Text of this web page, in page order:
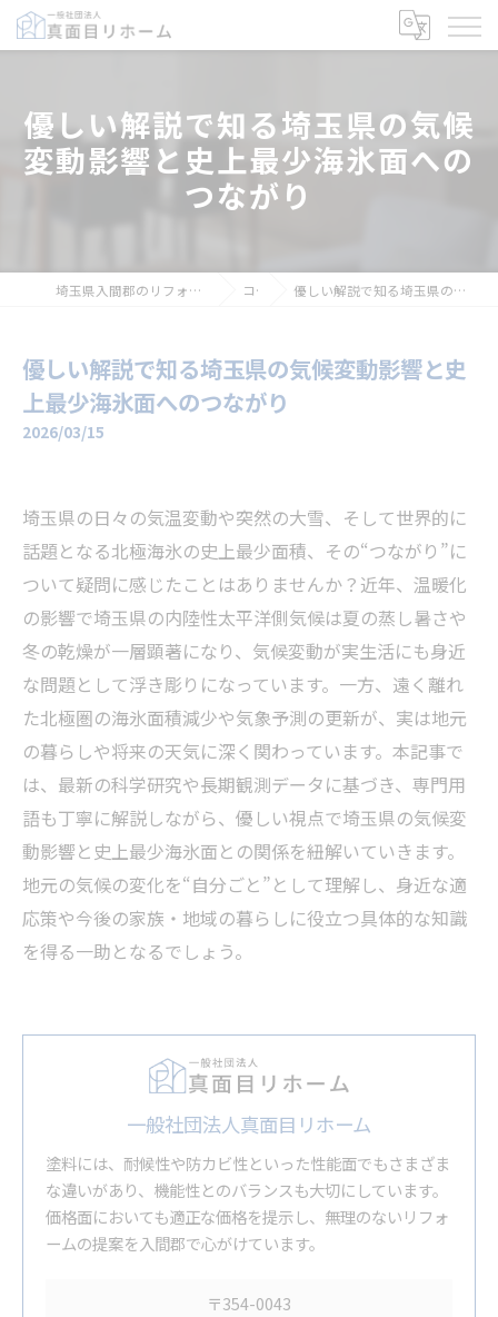
優しい解説で知る埼玉県の気候
変動影響と史上最少海氷面への
つながり
埼玉県入間郡のリフォームなら一般社団法人真面目リホーム コラム 優しい解説で知る埼玉県の気候変動影響と史上最少海氷面へのつながり
優しい解説で知る埼玉県の気候変動影響と史
上最少海氷面へのつながり
2026/03/15
埼玉県の日々の気温変動や突然の大雪、そして世界的に
話題となる北極海氷の史上最少面積、その“つながり”に
ついて疑問に感じたことはありませんか？近年、温暖化
の影響で埼玉県の内陸性太平洋側気候は夏の蒸し暑さや
冬の乾燥が一層顕著になり、気候変動が実生活にも身近
な問題として浮き彫りになっています。一方、遠く離れ
た北極圏の海氷面積減少や気象予測の更新が、実は地元
の暮らしや将来の天気に深く関わっています。本記事で
は、最新の科学研究や長期観測データに基づき、専門用
語も丁寧に解説しながら、優しい視点で埼玉県の気候変
動影響と史上最少海氷面との関係を紐解いていきます。
地元の気候の変化を“自分ごと”として理解し、身近な適
応策や今後の家族・地域の暮らしに役立つ具体的な知識
を得る一助となるでしょう。
一般社団法人真面目リホーム
塗料には、耐候性や防カビ性といった性能面でもさまざま
な違いがあり、機能性とのバランスも大切にしています。
価格面においても適正な価格を提示し、無理のないリフォ
ームの提案を入間郡で心がけています。
〒354-0043